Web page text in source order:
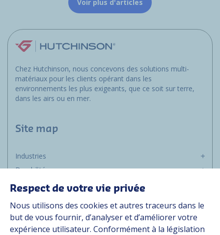
Voir plus d'articles
Chez Hutchinson, nous concevons des solutions multi-
matériaux pour les clients opérant dans les
environnements les plus exigeants, que ce soit sur terre,
dans les airs ou en mer.
Site map
Industries
Durabilité
Média
Groupe
Fournisseurs
Respect de votre vie privée
Nous utilisons des cookies et autres traceurs dans le
but de vous fournir, d’analyser et d’améliorer votre
expérience utilisateur. Conformément à la législation